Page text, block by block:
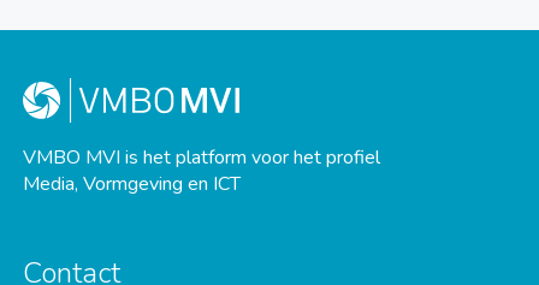
VMBO MVI is het platform voor het profiel
Media, Vormgeving en ICT
Contact